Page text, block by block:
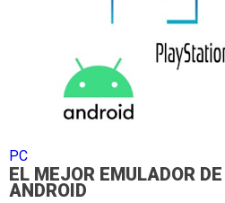
PC
EL MEJOR EMULADOR
ANDROID